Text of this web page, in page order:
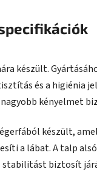
készült.
és a higiénia
kényelmet
készült,
a lábat. A talp
biztosít